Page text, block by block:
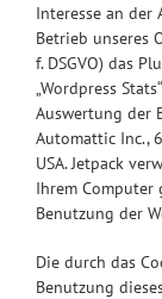
Interesse an der
Betrieb unseres
f. DSGVO) das
„Wordpress
Auswertung der
Automattic Inc.,
USA. Jetpack
Ihrem Computer
Benutzung der
Die durch das
Benutzung